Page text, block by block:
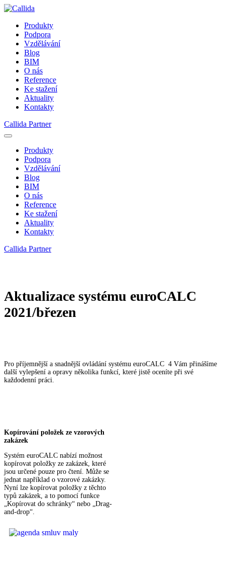
Produkty
Podpora
Vzdělávání
Blog
BIM
O nás
Reference
Ke stažení
Aktuality
Kontakty
Callida Partner
Produkty
Podpora
Vzdělávání
Blog
BIM
O nás
Reference
Ke stažení
Aktuality
Kontakty
Callida Partner
Aktualizace systému euroCALC
2021/březen
Pro příjemnější a snadnější ovládání systému euroCALC 4 Vám přinášíme
další vylepšení a opravy několika funkcí, které jistě oceníte při své
každodenní práci.
Kopírování položek ze vzorových
zakázek
Systém euroCALC nabízí možnost
kopírovat položky ze zakázek, které
jsou určené pouze pro čtení. Může se
jednat například o vzorové zakázky.
Nyní lze kopírovat položky z těchto
typů zakázek, a to pomocí funkce
„Kopírovat do schránky“ nebo „Drag-
and-drop“.